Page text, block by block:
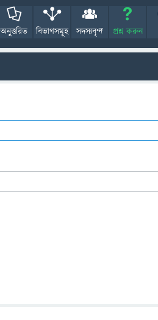
অনুত্তরিত বিভাগসমূহ সদস্যবৃন্দ প্রশ্ন করুন